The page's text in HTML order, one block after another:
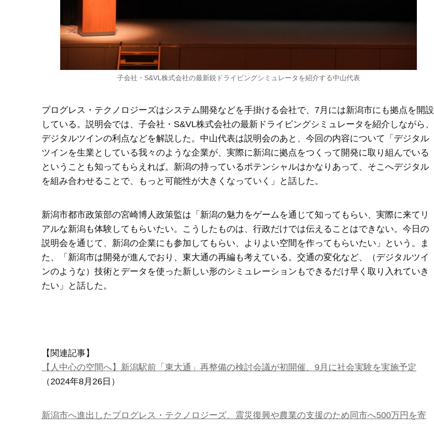
子会社・S&VL株式会社の最新鋭ドライビングシミュレータを紹介する中山代表
プログレス・テクノロジーズはシステム開発などを手掛ける会社で、7月には新潟市にも拠点を開設
している。説明会では、子会社・S&VL株式会社の最新ドライビングシミュレータを紹介しながら、
デジタルツインの利点などを解説した。中山代表は説明会のあと、今回の内容について「デジタル
ツインを生業としている我々のような企業が、実際に新潟に拠点をつくって開発に取り組んでいる
ということも知ってもらえれば。新潟の持っているポテンシャルはかなりあって、そこへデジタル
を組み合わせることで、もっと可能性が大きくなっていく」と話した。
新潟市都市政策部の宮崎博人政策監は「新潟の魅力をゲームを通じて知ってもらい、実際に来てリ
アルな新潟も体験してもらいたい。こうしたものは、行政だけでは伝えることはできない。今日の
説明会を通じて、新潟の企業にも参加してもらい、よりよい空間を作ってもらいたい」という。ま
た、「新潟市は開発が進んでおり、東大通の再編も考えている。交通の変化など、（デジタルツイ
ンのような）技術とデータを使った新しい形のシミュレーションもできるだけ早く取り入れていき
たい」と話した。
【関連記事】
【人中心の空間へ】新潟駅前「東大通」再整備の検討会議が初開催、9月に社会実験を実施予定
（2024年8月26日）
新潟市へ進出したプログレス・テクノロジーズ、震災復興や農業の支援のため同市へ500万円を寄